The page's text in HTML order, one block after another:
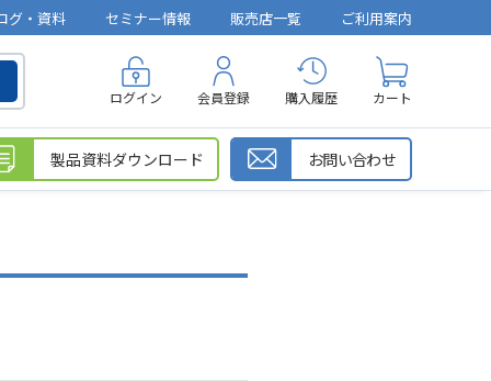
グ・資料 セミナー情報 販売店一覧 ご利用案内
ログイン 会員登録 購入履歴 カート
製品資料ダウンロード お問い合わせ